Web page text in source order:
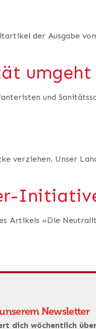
der Ausgabe
umgeht
und
verziehen. Unser
Artikels «Die
Newsletter
dich wöchentlich